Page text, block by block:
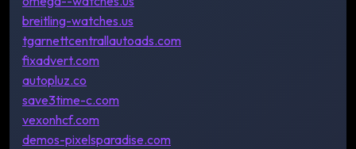
breitling-watches.us
tgarnettcentrallautoads.com
fixadvert.com
autopluz.co
save3time-c.com
vexonhcf.com
demos-pixelsparadise.com